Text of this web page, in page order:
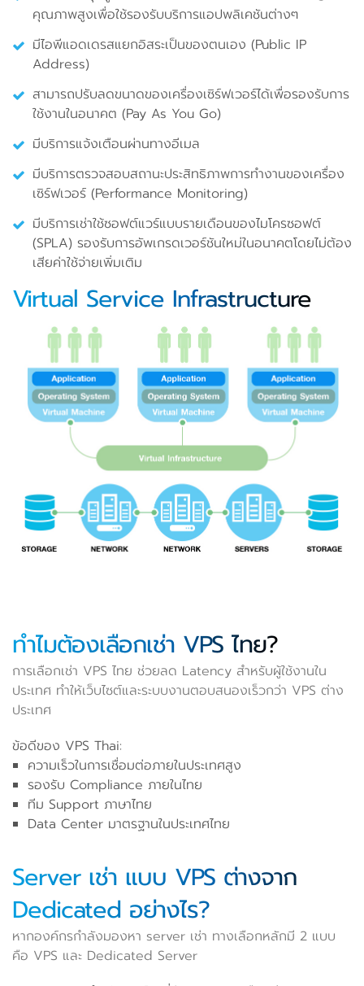
คุณภาพสูงเพื่อใช้รองรับบริการแอปพลิเคชันต่างๆ
มีไอพีแอดเดรสแยกอิสระเป็นของตนเอง (Public IP
Address)
สามารถปรับลดขนาดของเครื่องเซิร์ฟเวอร์ได้เพื่อรองรับการ
ใช้งานในอนาคต (Pay As You Go)
มีบริการแจ้งเตือนผ่านทางอีเมล
มีบริการตรวจสอบสถานะประสิทธิภาพการทำงานของเครื่อง
เซิร์ฟเวอร์ (Performance Monitoring)
มีบริการเช่าใช้ซอฟต์แวร์แบบรายเดือนของไมโครซอฟต์
(SPLA) รองรับการอัพเกรดเวอร์ชันใหม่ในอนาคตโดยไม่ต้อง
เสียค่าใช้จ่ายเพิ่มเติม
Virtual Service Infrastructure
ทำไมต้องเลือกเช่า VPS ไทย?
การเลือกเช่า VPS ไทย ช่วยลด Latency สำหรับผู้ใช้งานใน
ประเทศ ทำให้เว็บไซต์และระบบงานตอบสนองเร็วกว่า VPS ต่าง
ประเทศ
ข้อดีของ VPS Thai:
ความเร็วในการเชื่อมต่อภายในประเทศสูง
รองรับ Compliance ภายในไทย
ทีม Support ภาษาไทย
Data Center มาตรฐานในประเทศไทย
Server เช่า แบบ VPS ต่างจาก
Dedicated อย่างไร?
หากองค์กรกำลังมองหา server เช่า ทางเลือกหลักมี 2 แบบ
คือ VPS และ Dedicated Server